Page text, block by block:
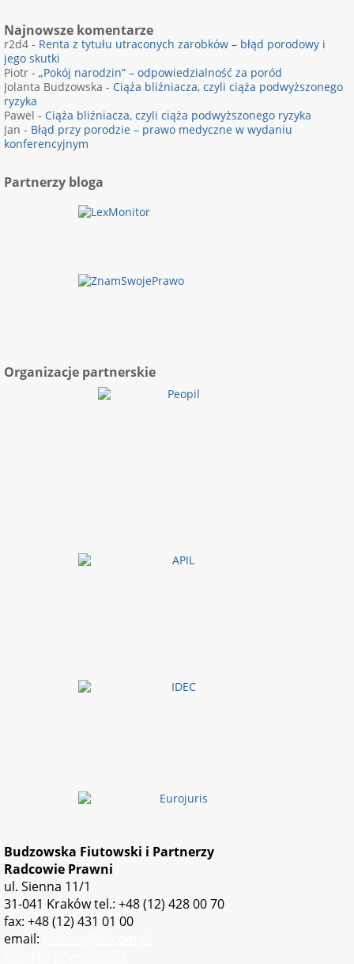
Najnowsze komentarze
r2d4 - Renta z tytułu utraconych zarobków – błąd porodowy i
jego skutki
Piotr - „Pokój narodzin” – odpowiedzialność za poród
Jolanta Budzowska - Ciąża bliźniacza, czyli ciąża podwyższonego
ryzyka
Pawel - Ciąża bliźniacza, czyli ciąża podwyższonego ryzyka
Jan - Błąd przy porodzie – prawo medyczne w wydaniu
konferencyjnym
Partnerzy bloga
Organizacje partnerskie
Budzowska Fiutowski i Partnerzy
Radcowie Prawni
ul. Sienna 11/1
31-041 Krakówtel.: +48 (12) 428 00 70
fax: +48 (12) 431 01 00
email: